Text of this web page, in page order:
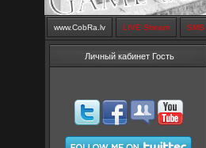
www.CobRa.lv LIVE Stream SMS
Личный кабинет Гость